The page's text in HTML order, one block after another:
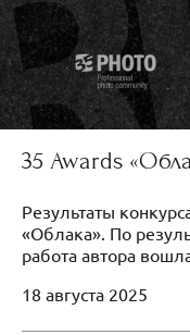
35 Awards
Результаты
«Облака». По
работа автора вошла
18 августа 2025